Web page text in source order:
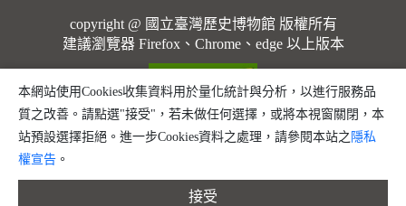
copyright @ 國立臺灣歷史博物館 版權所有
建議瀏覽器 Firefox、Chrome、edge 以上版本
本網站使用Cookies收集資料用於量化統計與分析，以進行服務品
質之改善。請點選"接受"，若未做任何選擇，或將本視窗關閉，本
站預設選擇拒絕。進一步Cookies資料之處理，請參閱本站之 隱私
權宣告 。
接受